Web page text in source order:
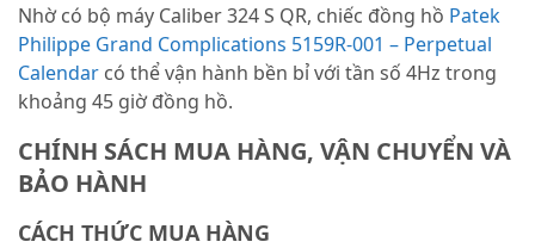
Nhờ có bộ máy Caliber 324 S QR, chiếc đồng hồ Patek
Philippe Grand Complications 5159R-001 – Perpetual
Calendar có thể vận hành bền bỉ với tần số 4Hz trong
khoảng 45 giờ đồng hồ.
CHÍNH SÁCH MUA HÀNG, VẬN CHUYỂN VÀ
BẢO HÀNH
CÁCH THỨC MUA HÀNG